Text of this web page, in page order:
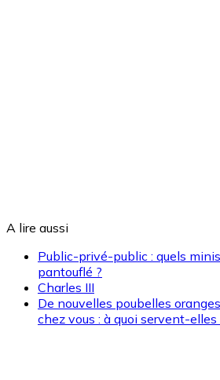
A lire aussi
Public-privé-public : quels
pantouflé ?
Charles III
De nouvelles poubelles
chez vous : à quoi servent-elles